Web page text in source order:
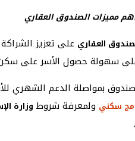
مميزات الصندوق العقاري
العقاري على تعزيز
سهولة حصول الأسر على
بمواصلة الدعم الشهري
سكني ولمعرفة شروطوزارة